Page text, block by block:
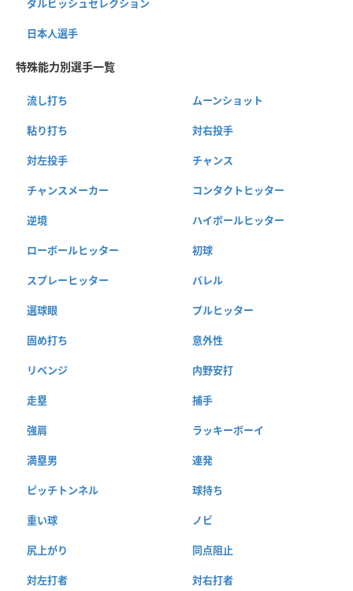
ダルビッシュセレクション
日本人選手
特殊能力別選手一覧
流し打ち ムーンショット
粘り打ち 対右投手
対左投手 チャンス
チャンスメーカー コンタクトヒッター
逆境 ハイボールヒッター
ローボールヒッター 初球
スプレーヒッター バレル
選球眼 プルヒッター
固め打ち 意外性
リベンジ 内野安打
走塁 捕手
強肩 ラッキーボーイ
満塁男 連発
ピッチトンネル 球持ち
重い球 ノビ
尻上がり 同点阻止
対左打者 対右打者